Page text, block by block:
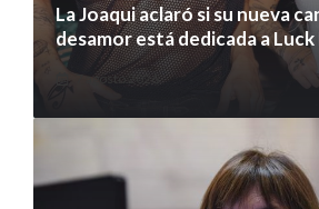
La Joaqui aclaró si su nueva
desamor está dedicada a Luck
7 agosto 2026